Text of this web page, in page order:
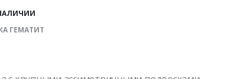
ГЕМАТИТ